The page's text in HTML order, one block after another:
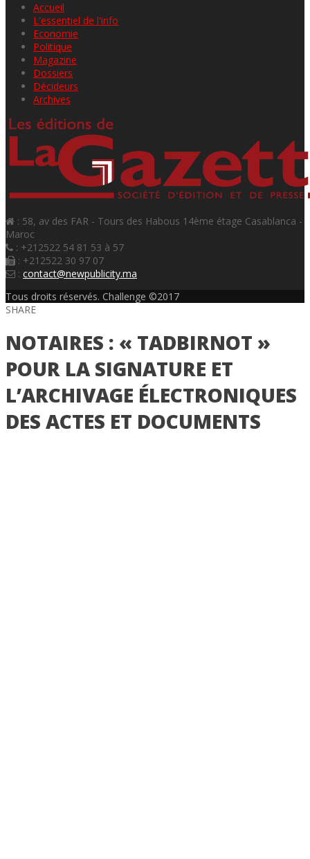
Accueil
L'essentiel de l'info
Economie
Politique
Magazine
Dossiers
Décideurs
Archives
: 58, av des FAR - Tours des Habous 14ème étage Casablanca -
Maroc
: +212522 54 81 53 à 57
: +212522 30 97 07
: contact@newpublicity.ma
Tous droits réservés. Challenge ©2017
SHARE
NOTAIRES : « TADBIRNOT »
POUR LA SIGNATURE ET
L’ARCHIVAGE ÉLECTRONIQUES
DES ACTES ET DOCUMENTS